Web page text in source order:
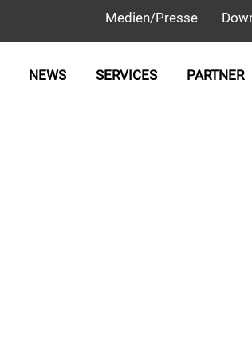
Medien/Presse
NEWS SERVICES PARTNER